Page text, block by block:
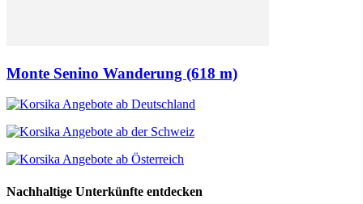
Monte Senino Wanderung (618 m)
Nachhaltige Unterkünfte entdecken